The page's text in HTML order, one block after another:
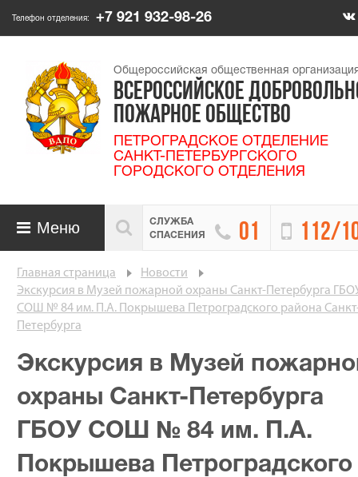
Телефон отделения: +7 921 932-98-26
Общероссийская общественная
ВСЕРОССИЙСКОЕ
ПОЖАРНОЕ ОБЩЕСТВО
ПЕТРОГРАДСКОЕ ОТДЕЛЕНИЕ
САНКТ-ПЕТЕРБУРГСКОГО
ГОРОДСКОГО ОТДЕЛЕНИЯ

СЛУЖБА
СПАСЕНИЯ
 01  112/
 Меню
Главная страница
Новости
Экскурсия в Музей пожарной охраны Санкт-Петербурга
СОШ № 84 им. П.А. Покрышева Петроградского района
Петербурга
Экскурсия в Музей
охраны Санкт-Петербурга
ГБОУ СОШ № 84 им. П.А.
Покрышева Петроградского